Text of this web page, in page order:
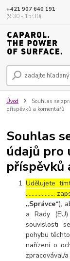
+421 907 640 191
(9:30 - 15:30)
Úvod
Souhlas se
příspěvků a komentářů
Souhlas
údajů pro
příspěvků
Udělujete
……………….,
„Správce“),
a Rady
souvislosti
pohybu
nařízení o
zpracovával/